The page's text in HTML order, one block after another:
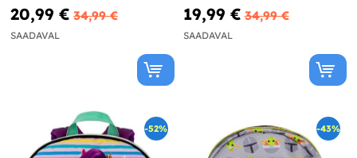
20,99 € 34,99 €
SAADAVAL
19,99 € 34,99 €
SAADAVAL
-52% -43%